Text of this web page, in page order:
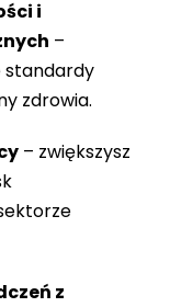
i
–
standardy
zdrowia.
– zwiększysz
z